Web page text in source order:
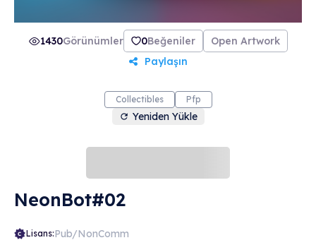
1430Görünümler 0Beğeniler
Open Artwork
Paylaşın
Collectibles Pfp
Yeniden Yükle
NeonBot#02
Lisans:Pub/NonComm